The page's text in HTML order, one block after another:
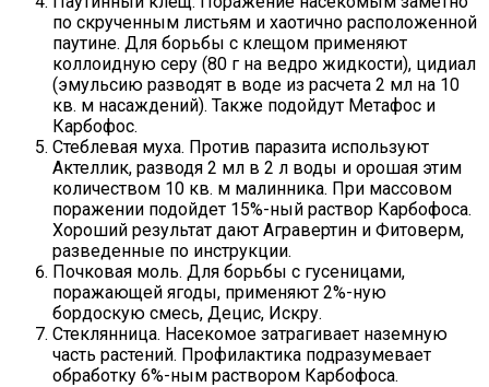
по скрученным листьям и хаотично расположенной
паутине. Для борьбы с клещом применяют
коллоидную серу (80 г на ведро жидкости), цидиал
(эмульсию разводят в воде из расчета 2 мл на 10
кв. м насаждений). Также подойдут Метафос и
Карбофос.
Стеблевая муха. Против паразита используют
Актеллик, разводя 2 мл в 2 л воды и орошая этим
количеством 10 кв. м малинника. При массовом
поражении подойдет 15%-ный раствор Карбофоса.
Хороший результат дают Агравертин и Фитоверм,
разведенные по инструкции.
Почковая моль. Для борьбы с гусеницами,
поражающей ягоды, применяют 2%-ную
бордоскую смесь, Децис, Искру.
Стеклянница. Насекомое затрагивает наземную
часть растений. Профилактика подразумевает
обработку 6%-ным раствором Карбофоса.